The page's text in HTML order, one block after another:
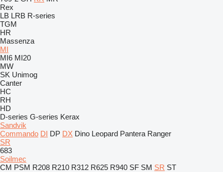
Rex
LB LRB R-series
TGM
HR
Massenza
MI
MI6 MI20
MW
SK Unimog
Canter
HC
RH
HD
D-series G-series Kerax
Sandvik
Commando DI DP DX Dino Leopard Pantera Ranger
SR
683
Soilmec
CM PSM R208 R210 R312 R625 R940 SF SM SR ST